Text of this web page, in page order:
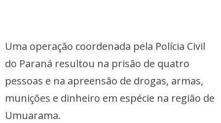
Uma operação coordenada pela Polícia Civil
do Paraná resultou na prisão de quatro
pessoas e na apreensão de drogas, armas,
munições e dinheiro em espécie na região de
Umuarama.